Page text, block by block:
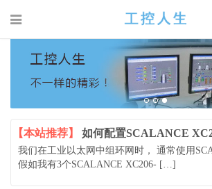
【本站推荐】 如何配置SCALANCE
我们在工业以太网中组环网时， 通常使用
假如我有3个SCALANCE XC206- […]